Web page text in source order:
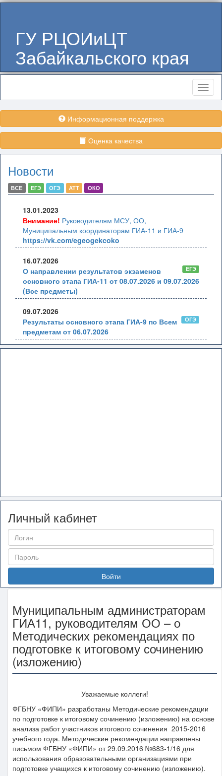
ГУ РЦОИиЦТ
Забайкальского края
Меню
Информационная поддержка
Оценка качества
Новости
ВСЕ ЕГЭ ОГЭ АТТ ОКО
13.01.2023
Внимание! Руководителям МСУ, ОО,
Муниципальным координаторам ГИА-11 и ГИА-9
https://vk.com/egeogekcoko
16.07.2026
ЕГЭ
О направлении результатов экзаменов
основного этапа ГИА-11 от 08.07.2026 и 09.07.2026
(Все предметы)
09.07.2026
ОГЭ
Результаты основного этапа ГИА-9 по Всем
предметам от 06.07.2026
Личный кабинет
Войти
Муниципальным администраторам
ГИА11, руководителям ОО – о
Методических рекомендациях по
подготовке к итоговому сочинению
(изложению)
Уважаемые коллеги!
ФГБНУ «ФИПИ» разработаны Методические рекомендации
по подготовке к итоговому сочинению (изложению) на основе
анализа работ участников итогового сочинения 2015-2016
учебного года. Методические рекомендации направлены
письмом ФГБНУ «ФИПИ» от 29.09.2016 №683-1/16 для
использования образовательными организациями при
подготовке учащихся к итоговому сочинению (изложению).